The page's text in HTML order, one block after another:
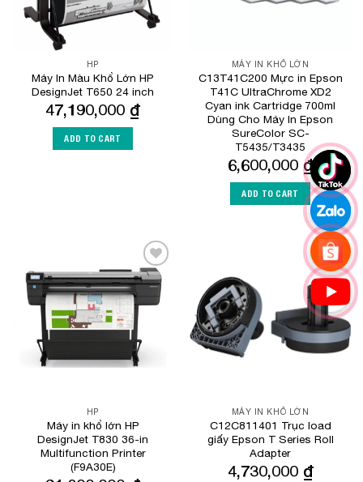
HP
Máy In Màu Khổ Lớn HP
DesignJet T650 24 inch
47,190,000 ₫
ADD TO CART
MÁY IN KHỔ LỚN
C13T41C200 Mực in Epson
T41C UltraChrome XD2
Cyan ink Cartridge 700ml
Dùng Cho Máy In Epson
SureColor SC-
T5435/T3435
6,600,000 ₫
ADD TO CART
Add to
Wishlist
HP
Máy in khổ lớn HP
DesignJet T830 36-in
Multifunction Printer
(F9A30E)
Add to
Wishlist
MÁY IN KHỔ LỚN
C12C811401 Trục load
giấy Epson T Series Roll
Adapter
4,730,000 ₫